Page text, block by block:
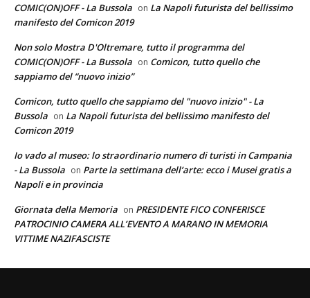
COMIC(ON)OFF - La Bussola on La Napoli futurista del bellissimo
manifesto del Comicon 2019
Non solo Mostra D'Oltremare, tutto il programma del
COMIC(ON)OFF - La Bussola on Comicon, tutto quello che
sappiamo del “nuovo inizio”
Comicon, tutto quello che sappiamo del "nuovo inizio" - La
Bussola on La Napoli futurista del bellissimo manifesto del
Comicon 2019
Io vado al museo: lo straordinario numero di turisti in Campania
- La Bussola on Parte la settimana dell’arte: ecco i Musei gratis a
Napoli e in provincia
Giornata della Memoria on PRESIDENTE FICO CONFERISCE
PATROCINIO CAMERA ALL’EVENTO A MARANO IN MEMORIA
VITTIME NAZIFASCISTE